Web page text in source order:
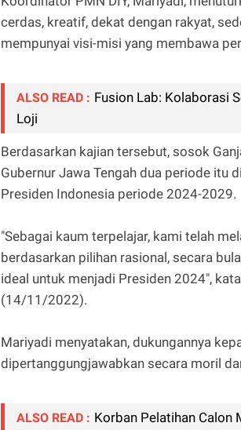
cerdas, kreatif, dekat dengan rakyat,
mempunyai visi-misi yang membawa
ALSO READ : Fusion Lab: Kolaborasi
Loji
Berdasarkan kajian tersebut, sosok
Gubernur Jawa Tengah dua periode itu
Presiden Indonesia periode 2024-2029.
"Sebagai kaum terpelajar, kami telah
berdasarkan pilihan rasional, secara
ideal untuk menjadi Presiden 2024",
(14/11/2022).
Mariyadi menyatakan, dukungannya
dipertanggungjawabkan secara moril
ALSO READ : Korban Pelatihan Calon